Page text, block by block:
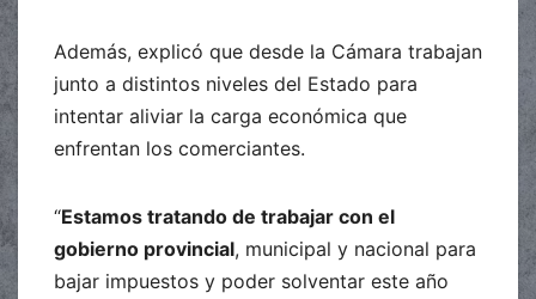
Además, explicó que desde la Cámara trabajan
junto a distintos niveles del Estado para
intentar aliviar la carga económica que
enfrentan los comerciantes.
“Estamos tratando de trabajar con el
gobierno provincial, municipal y nacional para
bajar impuestos y poder solventar este año